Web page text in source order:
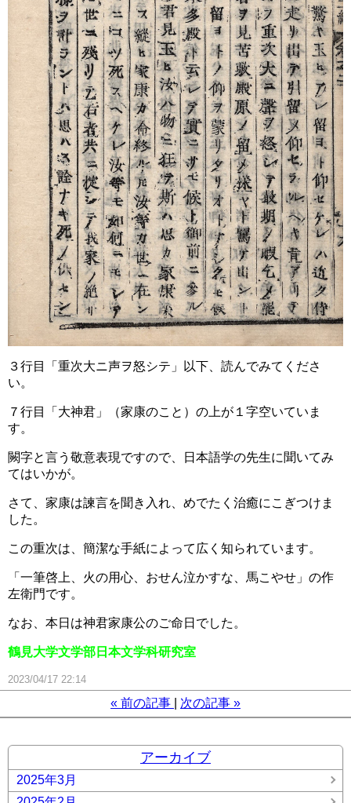
３行目「重次大ニ声ヲ怒シテ」以下、読んでみてくださ
い。
７行目「大神君」（家康のこと）の上が１字空いていま
す。
闕字と言う敬意表現ですので、日本語学の先生に聞いてみ
てはいかが。
さて、家康は諫言を聞き入れ、めでたく治癒にこぎつけま
した。
この重次は、簡潔な手紙によって広く知られています。
「一筆啓上、火の用心、おせん泣かすな、馬こやせ」の作
左衛門です。
なお、本日は神君家康公のご命日でした。
鶴見大学文学部日本文学科研究室
2023/04/17 22:14
« 前の記事 次の記事 »
アーカイブ
2025年3月